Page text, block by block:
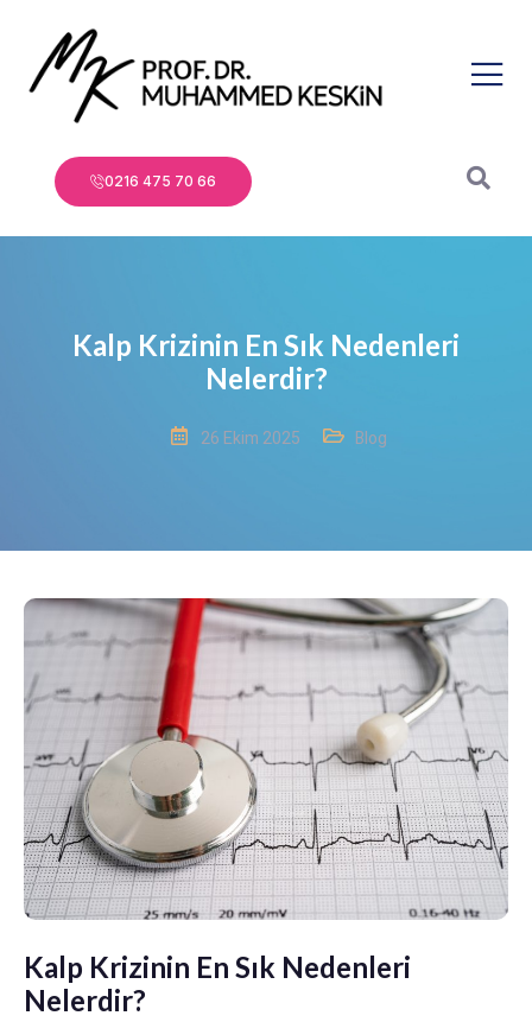
0216 475 70 66
Kalp Krizinin En Sık Nedenleri
Nelerdir?
26 Ekim 2025 Blog
Kalp Krizinin En Sık Nedenleri
Nelerdir?